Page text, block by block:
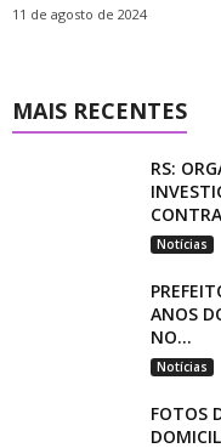
11 de agosto de 2024
MAIS RECENTES
RS:
Notícias
ANOS
NO...
Notícias
FOTOS